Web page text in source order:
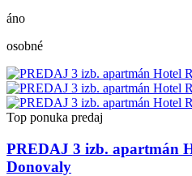
áno
osobné
Top ponuka predaj
PREDAJ 3 izb. apartmán
Donovaly